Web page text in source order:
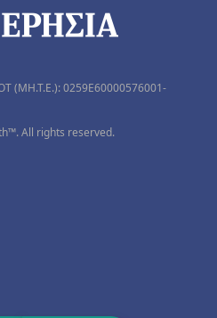
(MH.T.E.): 0259Ε60000576001-
All rights reserved.